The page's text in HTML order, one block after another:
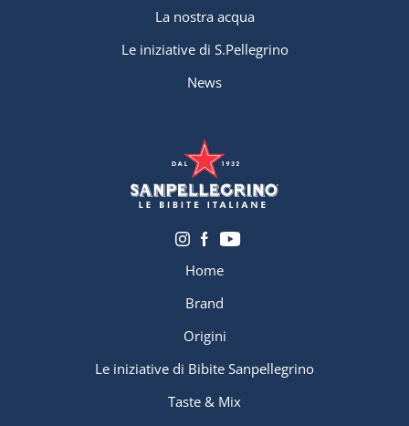
La nostra acqua
Le iniziative di S.Pellegrino
News
Home
Brand
Origini
Le iniziative di Bibite Sanpellegrino
Taste & Mix